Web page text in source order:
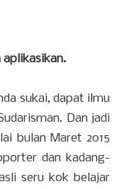
aplikasikan.
sukai, dapat ilmu
Dan jadi
bulan Maret 2015
dan kadang-
seru kok belajar